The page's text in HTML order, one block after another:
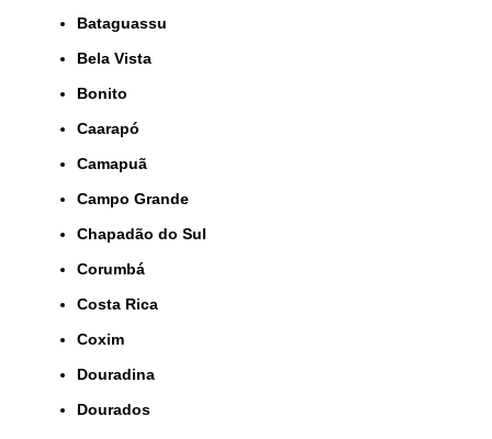
Bataguassu
Bela Vista
Bonito
Caarapó
Camapuã
Campo Grande
Chapadão do Sul
Corumbá
Costa Rica
Coxim
Douradina
Dourados